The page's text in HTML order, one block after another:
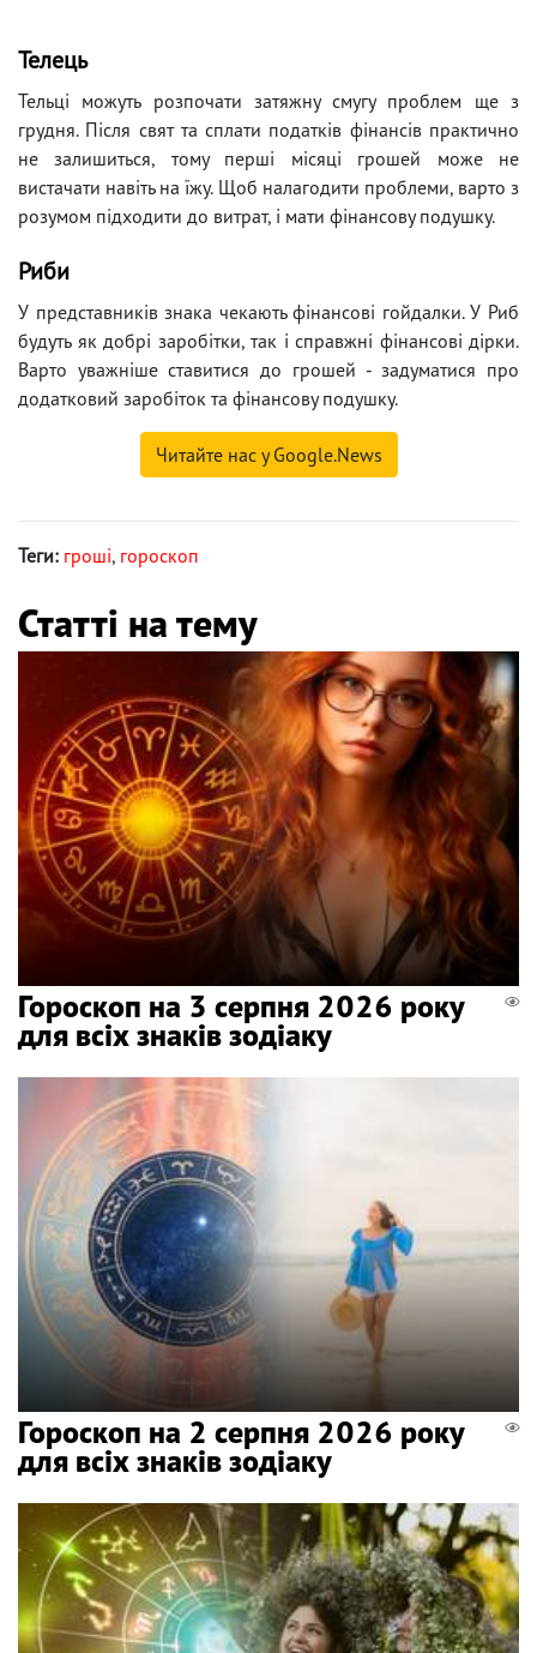
Телець
Тельці можуть розпочати затяжну смугу проблем ще з
грудня. Після свят та сплати податків фінансів практично
не залишиться, тому перші місяці грошей може не
вистачати навіть на їжу. Щоб налагодити проблеми, варто з
розумом підходити до витрат, і мати фінансову подушку.
Риби
У представників знака чекають фінансові гойдалки. У Риб
будуть як добрі заробітки, так і справжні фінансові дірки.
Варто уважніше ставитися до грошей - задуматися про
додатковий заробіток та фінансову подушку.
Читайте нас у Google.News
Теги: гроші, гороскоп
Статті на тему
Гороскоп на 3 серпня 2026 року
для всіх знаків зодіаку
Гороскоп на 2 серпня 2026 року
для всіх знаків зодіаку